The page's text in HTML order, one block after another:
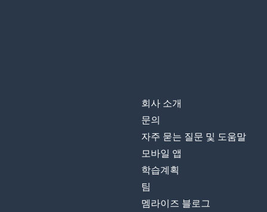
회사 소개
문의
자주 묻는 질문 및 도움말
모바일 앱
학습계획
팀
멤라이즈 블로그